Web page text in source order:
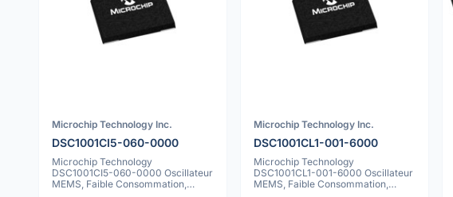
Microchip Technology Inc.
DSC1001CI5-060-0000
Microchip Technology
DSC1001CI5-060-0000 Oscillateur
MEMS, Faible Consommation,
Microchip Technology Inc.
DSC1001CL1-001-6000
Microchip Technology
DSC1001CL1-001-6000 Oscillateur
MEMS, Faible Consommation,